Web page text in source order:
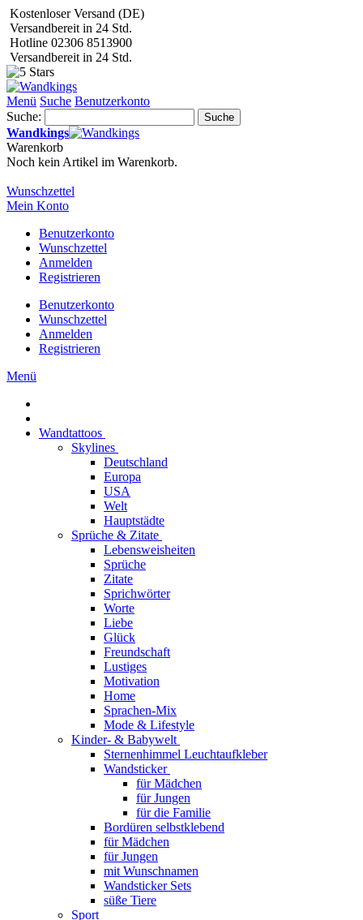
Kostenloser Versand (DE)
Versandbereit in 24 Std.
Hotline 02306 8513900
Versandbereit in 24 Std.
Menü Suche Benutzerkonto
Suche:
Suche
Wandkings
Warenkorb
Noch kein Artikel im Warenkorb.
Wunschzettel
Mein Konto
Benutzerkonto
Wunschzettel
Anmelden
Registrieren
Benutzerkonto
Wunschzettel
Anmelden
Registrieren
Menü
Wandtattoos
Skylines
Deutschland
Europa
USA
Welt
Hauptstädte
Sprüche & Zitate
Lebensweisheiten
Sprüche
Zitate
Sprichwörter
Worte
Liebe
Glück
Freundschaft
Lustiges
Motivation
Home
Sprachen-Mix
Mode & Lifestyle
Kinder- & Babywelt
Sternenhimmel Leuchtaufkleber
Wandsticker
für Mädchen
für Jungen
für die Familie
Bordüren selbstklebend
für Mädchen
für Jungen
mit Wunschnamen
Wandsticker Sets
süße Tiere
Sport